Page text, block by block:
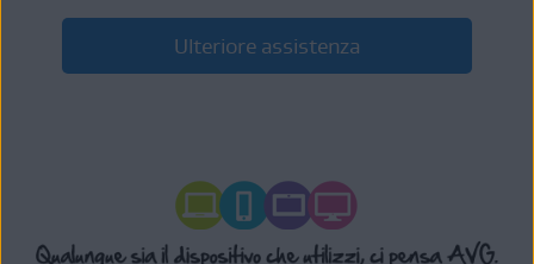
Ulteriore assistenza